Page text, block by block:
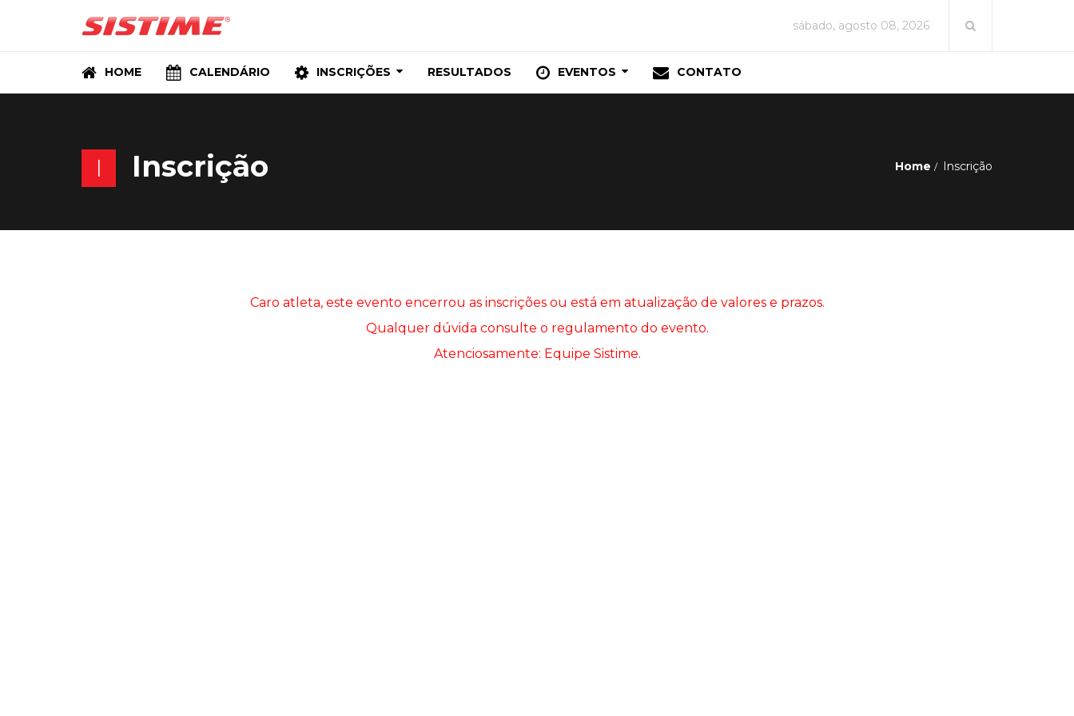
sábado, agosto 08, 2026
HOME CALENDÁRIO INSCRIÇÕES RESULTADOS EVENTOS CONTATO
I Inscrição Home Inscrição
Caro atleta, este evento encerrou as inscrições ou está em atualização de valores e prazos.
Qualquer dúvida consulte o regulamento do evento.
Atenciosamente: Equipe Sistime.